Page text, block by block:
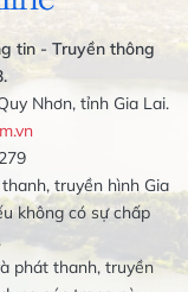
tin - Truyền thông
Nhơn, tỉnh Gia Lai.
truyền hình Gia
không có sự chấp
phát thanh, truyền